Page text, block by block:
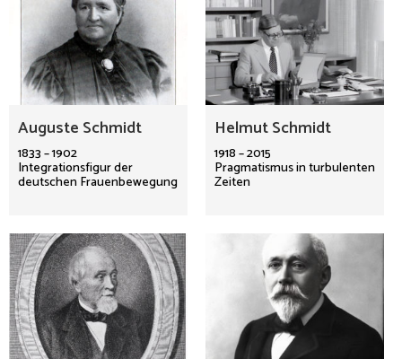
Auguste Schmidt
1833 – 1902
Integrationsfigur der
deutschen Frauenbewegung
Helmut Schmidt
1918 – 2015
Pragmatismus in turbulenten
Zeiten